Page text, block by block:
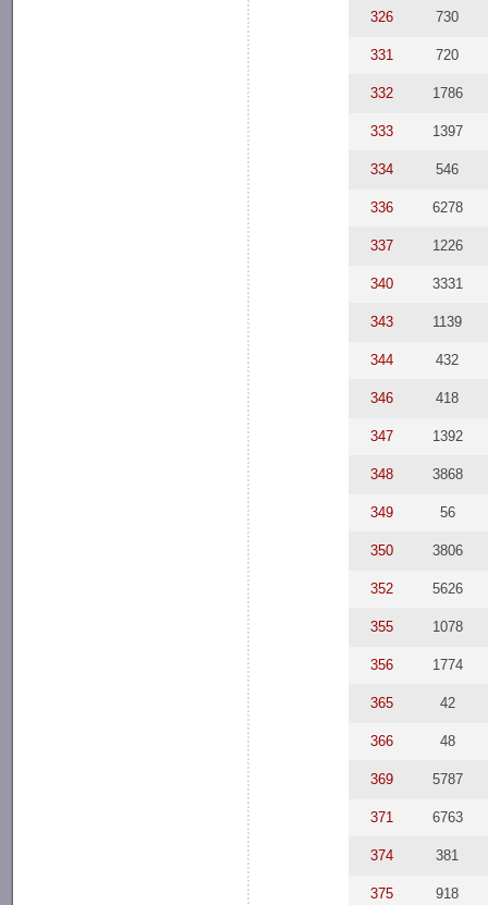
326 730
331 720
332 1786
333 1397
334 546
336 6278
337 1226
340 3331
343 1139
344 432
346 418
347 1392
348 3868
349 56
350 3806
352 5626
355 1078
356 1774
365 42
366 48
369 5787
371 6763
374 381
375 918